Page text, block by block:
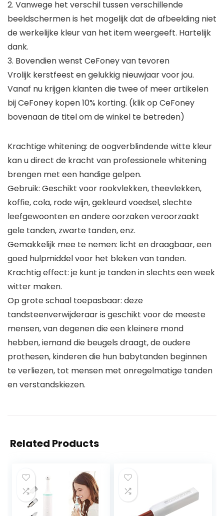
2. Vanwege het verschil tussen verschillende
beeldschermen is het mogelijk dat de afbeelding niet
de werkelijke kleur van het item weergeeft. Hartelijk
dank.
3. Bovendien wenst CeFoney van tevoren
Vrolijk kerstfeest en gelukkig nieuwjaar voor jou.
Vanaf nu krijgen klanten die twee of meer artikelen
bij CeFoney kopen 10% korting. (klik op CeFoney
bovenaan de titel om de winkel te betreden)
Krachtige whitening: de oogverblindende witte kleur
kan u direct de kracht van professionele whitening
brengen met een handige gelpen.
Gebruik: Geschikt voor rookvlekken, theevlekken,
koffie, cola, rode wijn, gekleurd voedsel, slechte
leefgewoonten en andere oorzaken veroorzaakt
gele tanden, zwarte tanden, enz.
Gemakkelijk mee te nemen: licht en draagbaar, een
goed hulpmiddel voor het bleken van tanden.
Krachtig effect: je kunt je tanden in slechts een week
witter maken.
Op grote schaal toepasbaar: deze
tandsteenverwijderaar is geschikt voor de meeste
mensen, van degenen die een kleinere mond
hebben, iemand die beugels draagt, de oudere
prothesen, kinderen die hun babytanden beginnen
te verliezen, tot mensen met onregelmatige tanden
en verstandskiezen.
Related Products